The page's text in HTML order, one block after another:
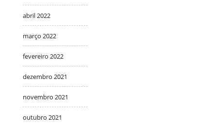
abril 2022
março 2022
fevereiro 2022
dezembro 2021
novembro 2021
outubro 2021